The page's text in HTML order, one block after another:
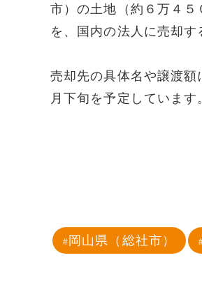
市）の土地（約６万４５
を、国内の法人に売却す
売却先の具体名や譲渡
月下旬を予定しています
岡山県（総社市）